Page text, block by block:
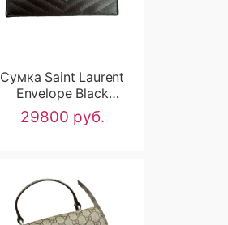
Сумка Saint Laurent
Envelope Black
RN2702
29800 руб.